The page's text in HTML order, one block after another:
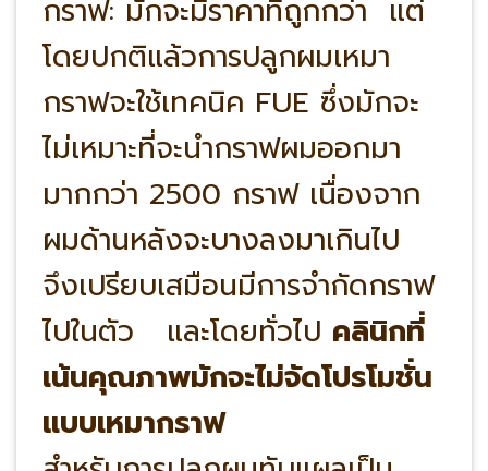
กราฟ: มักจะมีราคาที่ถูกกว่า แต่
โดยปกติแล้วการปลูกผมเหมา
กราฟจะใช้เทคนิค FUE ซึ่งมักจะ
ไม่เหมาะที่จะนำกราฟผมออกมา
มากกว่า 2500 กราฟ เนื่องจาก
ผมด้านหลังจะบางลงมาเกินไป
จึงเปรียบเสมือนมีการจำกัดกราฟ
ไปในตัว และโดยทั่วไป คลินิกที่
เน้นคุณภาพมักจะไม่จัดโปรโมชั่น
แบบเหมากราฟ